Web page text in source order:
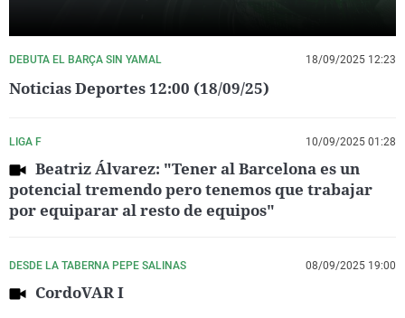
DEBUTA EL BARÇA SIN YAMAL 18/09/2025 12:23
Noticias Deportes 12:00 (18/09/25)
LIGA F 10/09/2025 01:28
Beatriz Álvarez: "Tener al Barcelona es un
potencial tremendo pero tenemos que trabajar
por equiparar al resto de equipos"
DESDE LA TABERNA PEPE SALINAS 08/09/2025 19:00
CordoVAR I